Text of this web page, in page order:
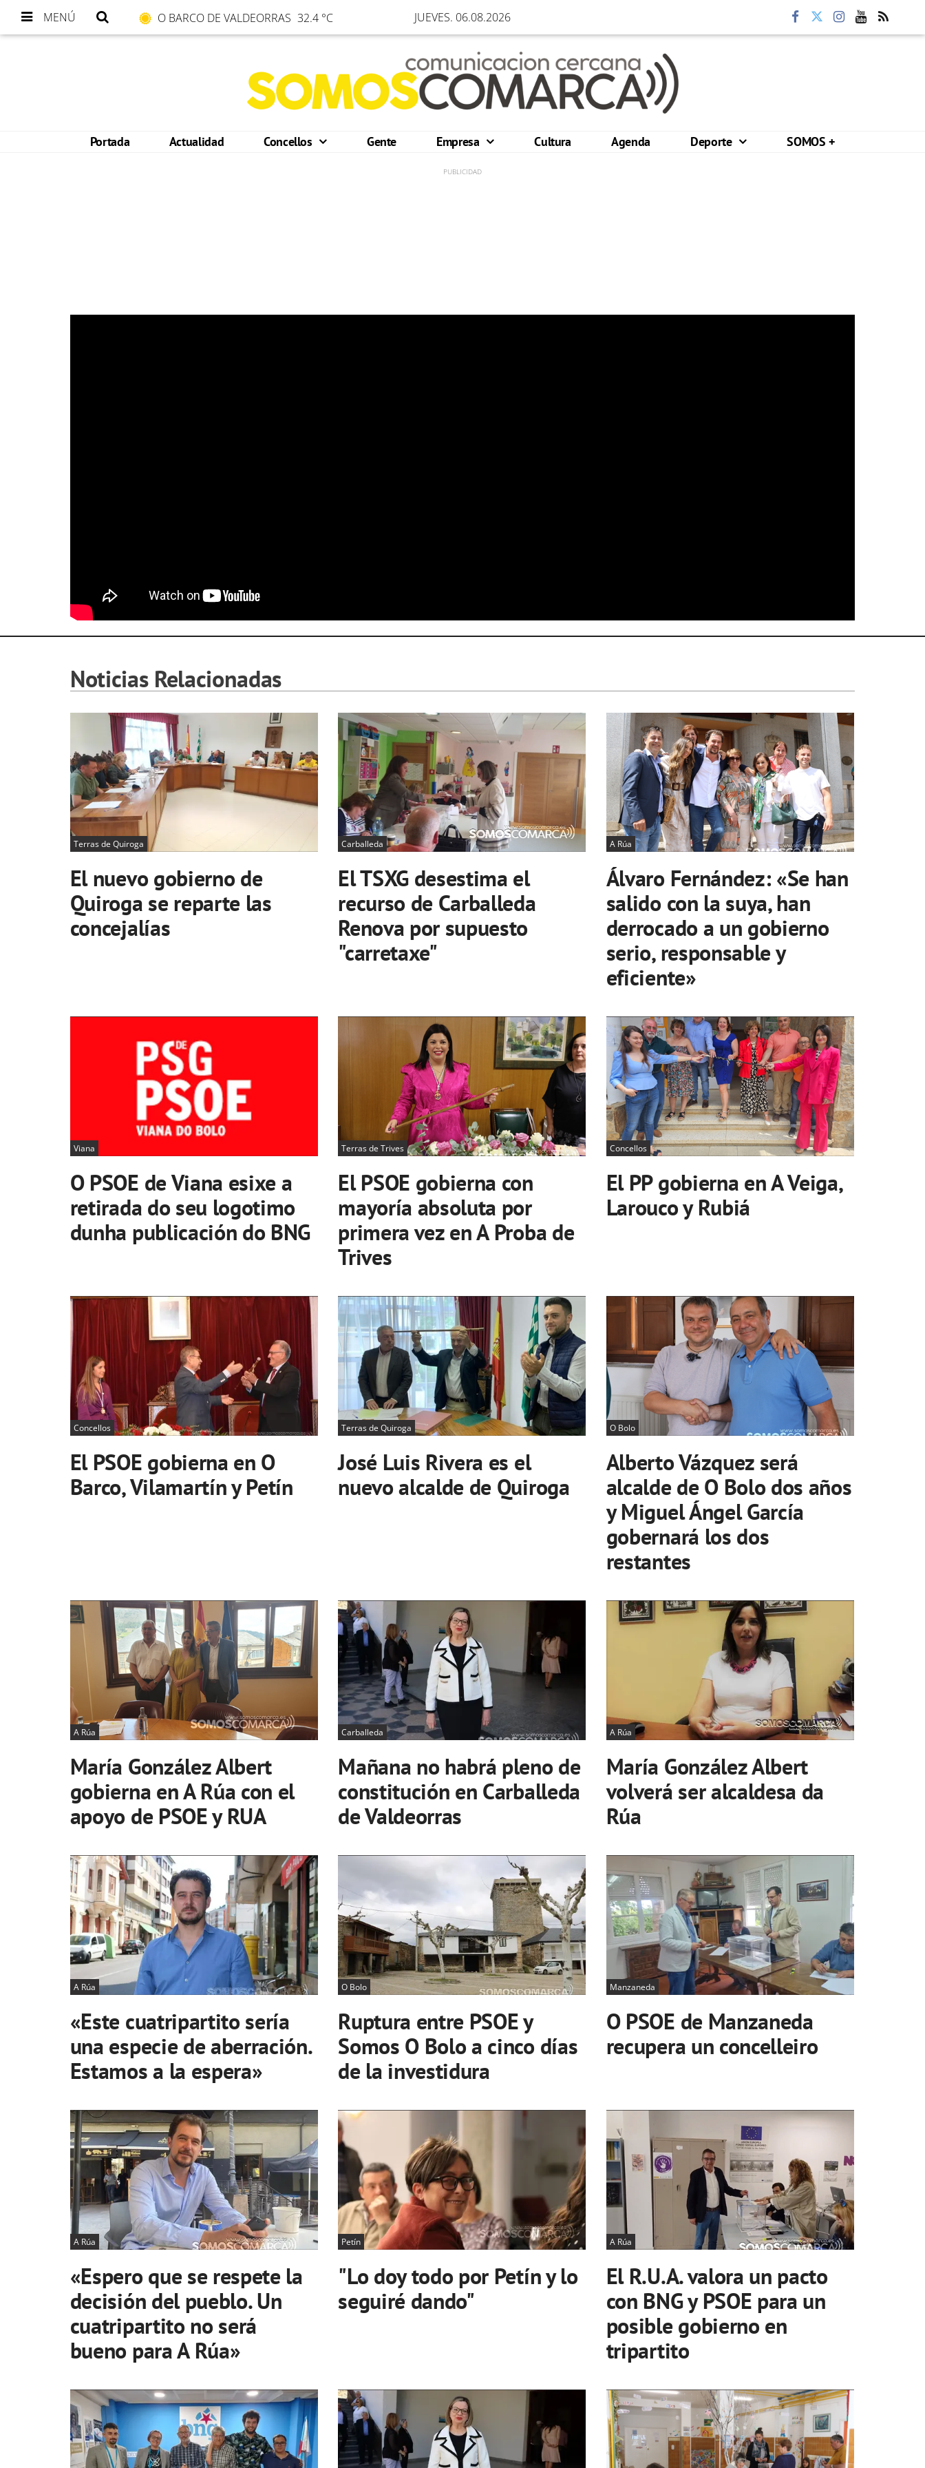
MENÚ O BARCO DE VALDEORRAS 32.4 °C JUEVES. 06.08.2026
Portada Actualidad Concellos Gente Empresa Cultura Agenda Deporte SOMOS +
Noticias Relacionadas
Terras de Quiroga
El nuevo gobierno de
Quiroga se reparte las
concejalías
Carballeda
El TSXG desestima el
recurso de Carballeda
Renova por supuesto
"carretaxe"
A Rúa
Álvaro Fernández: «Se han
salido con la suya, han
derrocado a un gobierno
serio, responsable y
eficiente»
Viana
O PSOE de Viana esixe a
retirada do seu logotimo
dunha publicación do BNG
Terras de Trives
El PSOE gobierna con
mayoría absoluta por
primera vez en A Proba de
Trives
Concellos
El PP gobierna en A Veiga,
Larouco y Rubiá
Concellos
El PSOE gobierna en O
Barco, Vilamartín y Petín
Terras de Quiroga
José Luis Rivera es el
nuevo alcalde de Quiroga
O Bolo
Alberto Vázquez será
alcalde de O Bolo dos años
y Miguel Ángel García
gobernará los dos
restantes
A Rúa
María González Albert
gobierna en A Rúa con el
apoyo de PSOE y RUA
Carballeda
Mañana no habrá pleno de
constitución en Carballeda
de Valdeorras
A Rúa
María González Albert
volverá ser alcaldesa da
Rúa
A Rúa
«Este cuatripartito sería
una especie de aberración.
Estamos a la espera»
O Bolo
Ruptura entre PSOE y
Somos O Bolo a cinco días
de la investidura
Manzaneda
O PSOE de Manzaneda
recupera un concelleiro
A Rúa
«Espero que se respete la
decisión del pueblo. Un
cuatripartito no será
bueno para A Rúa»
Petín
"Lo doy todo por Petín y lo
seguiré dando"
A Rúa
El R.U.A. valora un pacto
con BNG y PSOE para un
posible gobierno en
tripartito